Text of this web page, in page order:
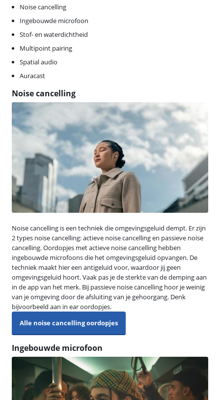
Noise cancelling
Ingebouwde microfoon
Stof- en waterdichtheid
Multipoint pairing
Spatial audio
Auracast
Noise cancelling
Noise cancelling is een techniek die omgevingsgeluid dempt. Er zijn
2 types noise cancelling: actieve noise cancelling en passieve noise
cancelling. Oordopjes met actieve noise cancelling hebben
ingebouwde microfoons die het omgevingsgeluid opvangen. De
techniek maakt hier een antigeluid voor, waardoor jij geen
omgevingsgeluid hoort. Vaak pas je de sterkte van de demping aan
in de app van het merk. Bij passieve noise cancelling hoor je weinig
van je omgeving door de afsluiting van je gehoorgang. Denk
bijvoorbeeld aan in ear oordopjes.
Alle noise cancelling oordopjes
Ingebouwde microfoon